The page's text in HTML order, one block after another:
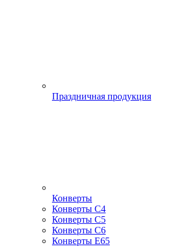
Праздничная продукция
Конверты
Конверты С4
Конверты С5
Конверты С6
Конверты Е65